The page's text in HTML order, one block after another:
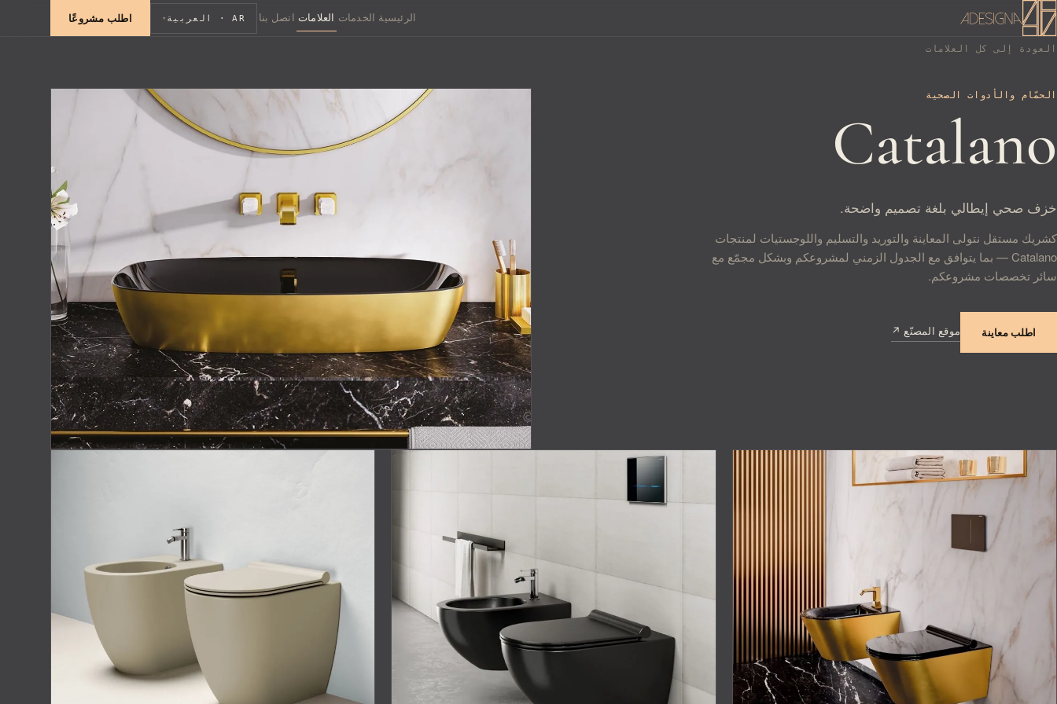
الرئيسية الخدمات العلامات اتصل بنا AR · العربية ▾ اطلب مشروعًا
العودة إلى كل العلامات
الحمّام والأدوات الصحية
Catalano
خزف صحي إيطالي بلغة تصميم واضحة.
كشريك مستقل نتولى المعاينة والتوريد والتسليم واللوجستيات لمنتجات
Catalano — بما يتوافق مع الجدول الزمني لمشروعكم وبشكل مجمّع مع
سائر تخصصات مشروعكم.
اطلب معاينة موقع المصنّع ↗